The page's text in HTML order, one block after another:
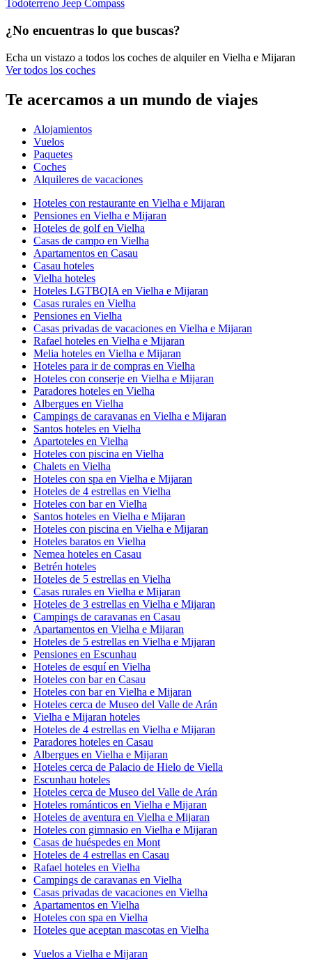
Todoterreno Jeep Compass
¿No encuentras lo que buscas?
Echa un vistazo a todos los coches de alquiler en Vielha e Mijaran
Ver todos los coches
Te acercamos a un mundo de viajes
Alojamientos
Vuelos
Paquetes
Coches
Alquileres de vacaciones
Hoteles con restaurante en Vielha e Mijaran
Pensiones en Vielha e Mijaran
Hoteles de golf en Vielha
Casas de campo en Vielha
Apartamentos en Casau
Casau hoteles
Vielha hoteles
Hoteles LGTBQIA en Vielha e Mijaran
Casas rurales en Vielha
Pensiones en Vielha
Casas privadas de vacaciones en Vielha e Mijaran
Rafael hoteles en Vielha e Mijaran
Melia hoteles en Vielha e Mijaran
Hoteles para ir de compras en Vielha
Hoteles con conserje en Vielha e Mijaran
Paradores hoteles en Vielha
Albergues en Vielha
Campings de caravanas en Vielha e Mijaran
Santos hoteles en Vielha
Apartoteles en Vielha
Hoteles con piscina en Vielha
Chalets en Vielha
Hoteles con spa en Vielha e Mijaran
Hoteles de 4 estrellas en Vielha
Hoteles con bar en Vielha
Santos hoteles en Vielha e Mijaran
Hoteles con piscina en Vielha e Mijaran
Hoteles baratos en Vielha
Nemea hoteles en Casau
Betrén hoteles
Hoteles de 5 estrellas en Vielha
Casas rurales en Vielha e Mijaran
Hoteles de 3 estrellas en Vielha e Mijaran
Campings de caravanas en Casau
Apartamentos en Vielha e Mijaran
Hoteles de 5 estrellas en Vielha e Mijaran
Pensiones en Escunhau
Hoteles de esquí en Vielha
Hoteles con bar en Casau
Hoteles con bar en Vielha e Mijaran
Hoteles cerca de Museo del Valle de Arán
Vielha e Mijaran hoteles
Hoteles de 4 estrellas en Vielha e Mijaran
Paradores hoteles en Casau
Albergues en Vielha e Mijaran
Hoteles cerca de Palacio de Hielo de Viella
Escunhau hoteles
Hoteles cerca de Museo del Valle de Arán
Hoteles románticos en Vielha e Mijaran
Hoteles de aventura en Vielha e Mijaran
Hoteles con gimnasio en Vielha e Mijaran
Casas de huéspedes en Mont
Hoteles de 4 estrellas en Casau
Rafael hoteles en Vielha
Campings de caravanas en Vielha
Casas privadas de vacaciones en Vielha
Apartamentos en Vielha
Hoteles con spa en Vielha
Hoteles que aceptan mascotas en Vielha
Vuelos a Vielha e Mijaran